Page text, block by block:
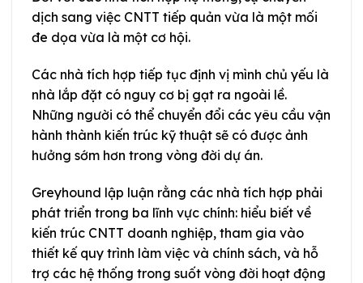
dịch sang việc CNTT tiếp quản vừa là một mối
đe dọa vừa là một cơ hội.
Các nhà tích hợp tiếp tục định vị mình chủ yếu là
nhà lắp đặt có nguy cơ bị gạt ra ngoài lề.
Những người có thể chuyển đổi các yêu cầu vận
hành thành kiến trúc kỹ thuật sẽ có được ảnh
hưởng sớm hơn trong vòng đời dự án.
Greyhound lập luận rằng các nhà tích hợp phải
phát triển trong ba lĩnh vực chính: hiểu biết về
kiến trúc CNTT doanh nghiệp, tham gia vào
thiết kế quy trình làm việc và chính sách, và hỗ
trợ các hệ thống trong suốt vòng đời hoạt động